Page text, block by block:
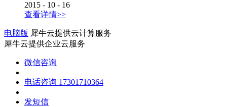
2015 - 10 - 16
查看详情>>
电脑版 犀牛云提供云计算服务
犀牛云提供企业云服务
微信咨询
电话咨询 17301710364
发短信